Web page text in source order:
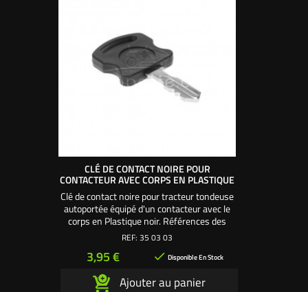
CLÉ DE CONTACT NOIRE POUR
CONTACTEUR AVEC CORPS EN PLASTIQUE
Clé de contact noire pour tracteur tondeuse
autoportée équipé d'un contacteur avec le
corps en Plastique noir. Références des
contacteurs équipés de cette clé : 350407 -
REF: 35 03 03
Prix
3,95 €  Disponible En Stock
Ajouter au panier